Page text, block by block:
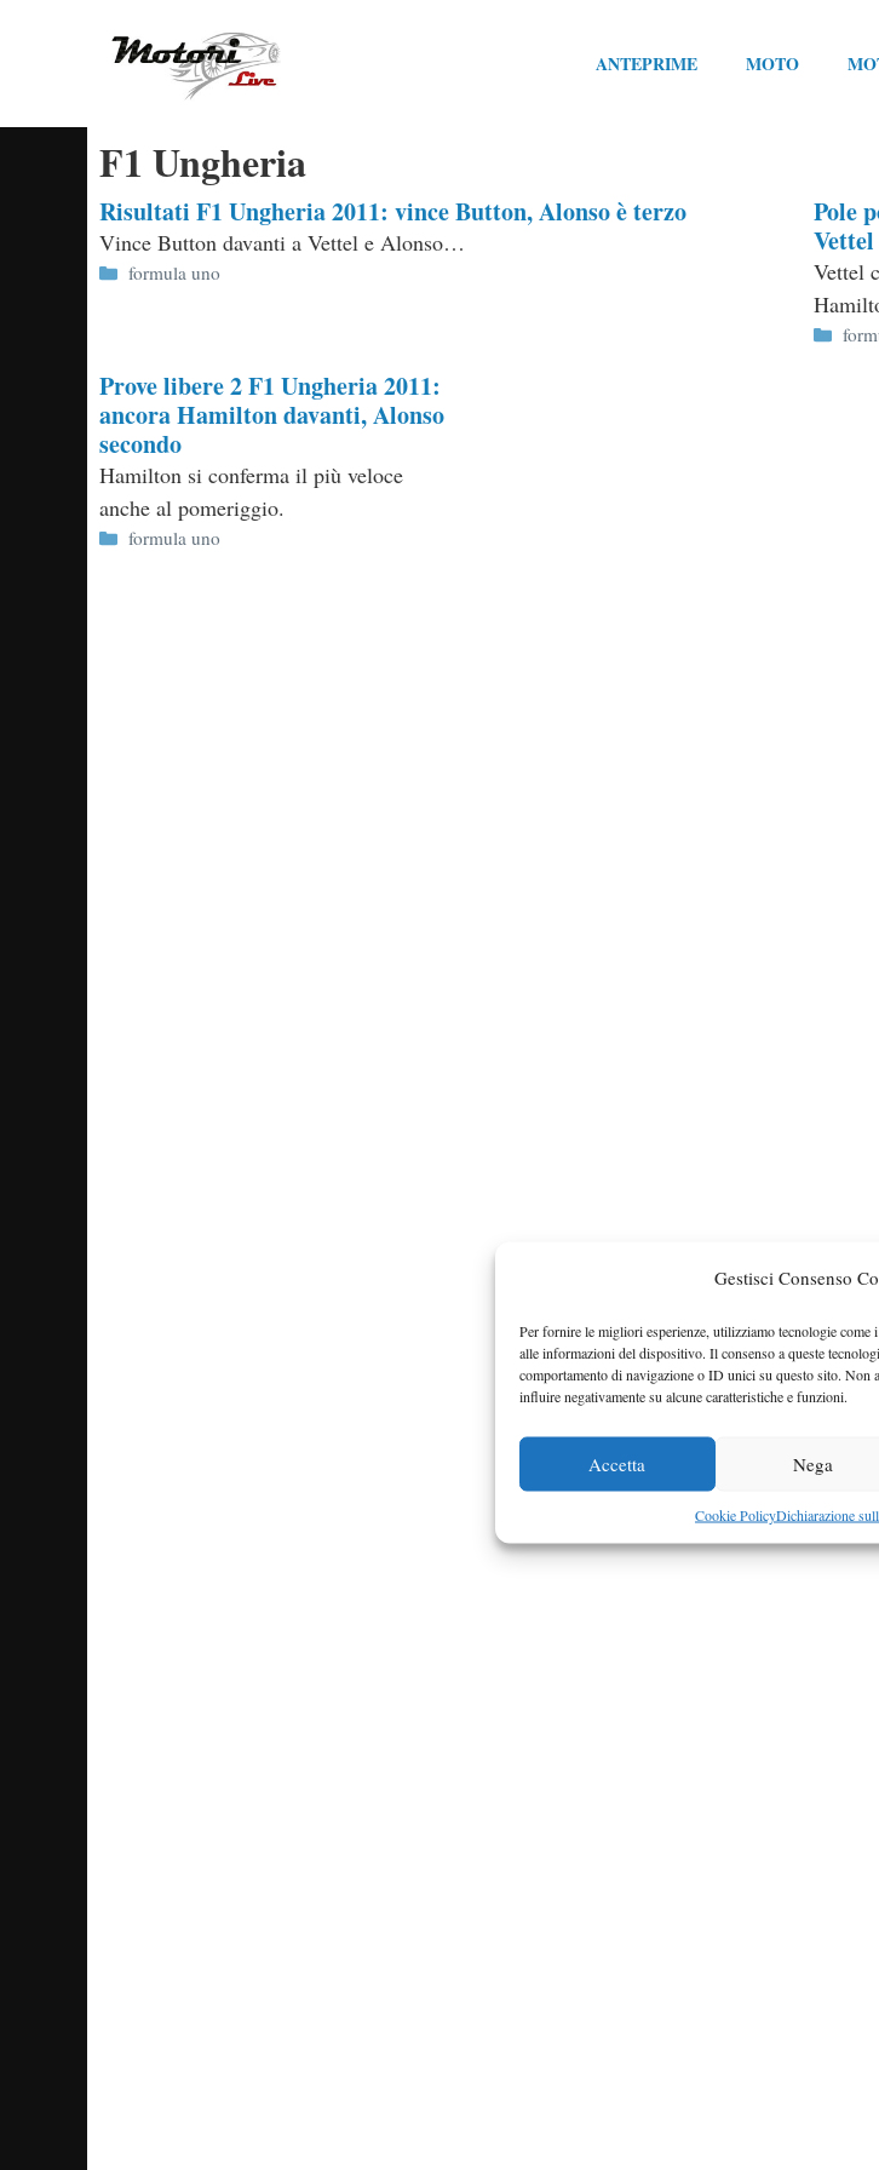
Gestisci Consenso
Per fornire le migliori esperienze, utilizziamo tecnologie come
alle informazioni del dispositivo. Il consenso a queste
comportamento di navigazione o ID unici su questo sito. Non
influire negativamente su alcune caratteristiche e funzioni.
Accetta Nega
Cookie PolicyDichiarazione
ANTEPRIME MOTO
F1 Ungheria
Risultati F1 Ungheria 2011: vince Button, Alonso è terzo
Vince Button davanti a Vettel e Alonso…
Categorie
formula uno
Pole
Vettel
Prove libere 2 F1 Ungheria 2011:
ancora Hamilton davanti, Alonso
secondo
Hamilton si conferma il più veloce
anche al pomeriggio.
Categorie
formula uno